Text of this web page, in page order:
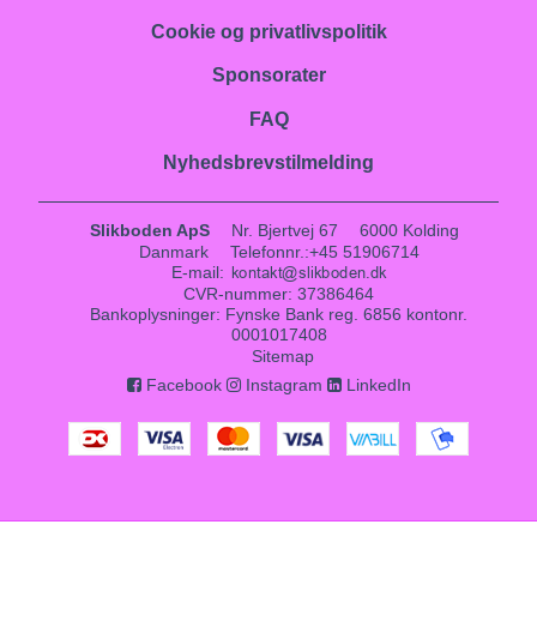
Cookie og privatlivspolitik
Sponsorater
FAQ
Nyhedsbrevstilmelding
Slikboden ApS Nr. Bjertvej 67
6000 Kolding
Danmark
Telefonnr. :+45 51906714
E-mail:
CVR-nummer: 37386464
Bankoplysninger: Fynske Bank reg. 6856 kontonr.
0001017408
Sitemap
Facebook
Instagram LinkedIn